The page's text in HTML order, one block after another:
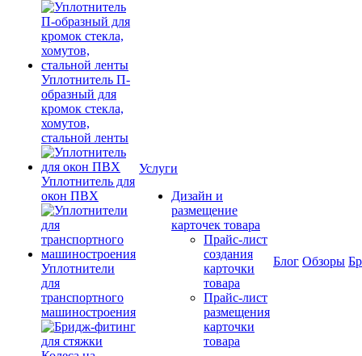
Уплотнитель П-
образный для
кромок стекла,
хомутов,
стальной ленты
Уплотнитель для
окон ПВХ
Уплотнители
для
транспортного
машиностроения
Услуги
Дизайн и
размещение
карточек товара
Прайс-лист
создания
карточки
товара
Прайс-лист
размещения
карточки
товара
Блог Обзоры